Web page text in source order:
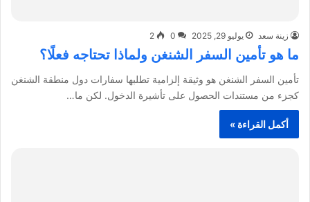
زينة سعد يوليو 29, 2025 0
2
ما هو تأمين السفر الشنغن ولماذا تحتاجه فعلًا؟
تأمين السفر الشنغن هو وثيقة إلزامية تطلبها سفارات دول منطقة الشنغن
كجزء من مستندات الحصول على تأشيرة الدخول. لكن ما…
أكمل القراءة »